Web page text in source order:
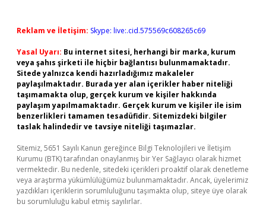
Reklam ve İletişim: Skype: live:.cid.575569c608265c69
Yasal Uyarı: Bu internet sitesi, herhangi bir marka, kurum
veya şahıs şirketi ile hiçbir bağlantısı bulunmamaktadır.
Sitede yalnızca kendi hazırladığımız makaleler
paylaşılmaktadır. Burada yer alan içerikler haber niteliği
taşımamakta olup, gerçek kurum ve kişiler hakkında
paylaşım yapılmamaktadır. Gerçek kurum ve kişiler ile isim
benzerlikleri tamamen tesadüfidir. Sitemizdeki bilgiler
taslak halindedir ve tavsiye niteliği taşımazlar.
Sitemiz, 5651 Sayılı Kanun gereğince Bilgi Teknolojileri ve İletişim
Kurumu (BTK) tarafından onaylanmış bir Yer Sağlayıcı olarak hizmet
vermektedir. Bu nedenle, sitedeki içerikleri proaktif olarak denetleme
veya araştırma yükümlülüğümüz bulunmamaktadır. Ancak, üyelerimiz
yazdıkları içeriklerin sorumluluğunu taşımakta olup, siteye üye olarak
bu sorumluluğu kabul etmiş sayılırlar.